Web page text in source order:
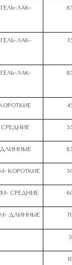
ЛАК-
ЛАК-
ЛАК-
ДЛИННЫЕ
КОРОТКИЕ
СРЕДНИЕ
ДЛИННЫЕ